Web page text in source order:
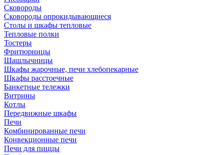
Сковороды
Сковороды опрокидывающиеся
Столы и шкафы тепловые
Тепловые полки
Тостеры
Фритюрницы
Шашлычницы
Шкафы жарочные, печи хлебопекарные
Шкафы расстоечные
Банкетные тележки
Витрины
Котлы
Передвижные шкафы
Печи
Комбинированные печи
Конвекционные печи
Печи для пиццы